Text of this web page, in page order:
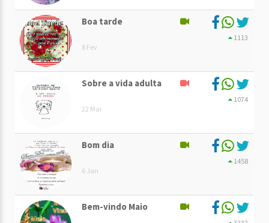
Boa tarde
8 Fev
1113
Sobre a vida adulta
22 Mai
1074
Bom dia
6 Jan
1458
Bem-vindo Maio